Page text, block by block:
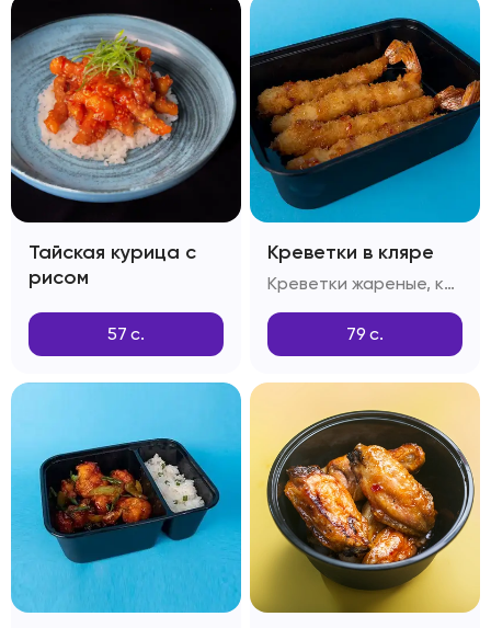
Тайская курица с
рисом
57 с.
Креветки в кляре
Креветки жареные, кляр Темпура, сухари Панко
79 с.